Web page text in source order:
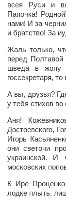
Орест
Вера
Актёры
Барды
всея Руси и
Папочка!
нами! И за
и братство! За
Жаль только,
перед
шведа в жопу
госсекретаря,
А вы, друзья?
у тебя стихов
Аня!
Достоевского,
Игорь
они светочи
украинской.
московских
К Ире
лодке плыть,